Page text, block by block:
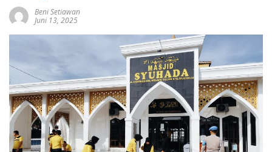
Beni Setiawan
Juni 13, 2025